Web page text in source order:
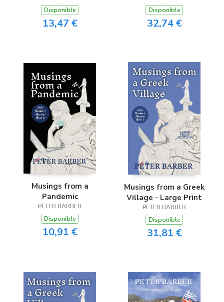
Disponible
13,47 €
Disponible
32,74 €
Musings from a
Pandemic
PETER BARBER
Disponible
10,91 €
Musings from a Greek
Village - Large Print
PETER BARBER
Disponible
31,81 €